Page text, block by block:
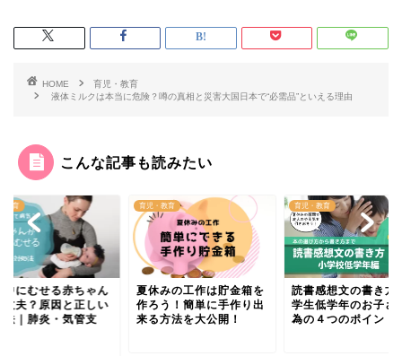
HOME
育児・教育
液体ミルクは本当に危険？噂の真相と災害大国日本で“必需品”といえる理由
こんな記事も読みたい
教育
中にむせる赤ちゃん
丈夫？原因と正しい
法｜肺炎・気管支
育児・教育
夏休みの工作は貯金箱を
作ろう！簡単に手作り出
来る方法を大公開！
育児・教育
読書感想文の書き方
学生低学年のお子さ
為の４つのポイント